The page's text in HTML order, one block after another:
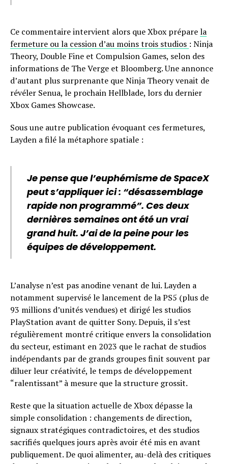
Ce commentaire intervient alors que Xbox préparela
fermeture ou la cession d’au moins trois studios : Ninja
Theory, Double Fine et Compulsion Games, selon des
informations de The Verge et Bloomberg. Une annonce
d’autant plus surprenante que Ninja Theory venait de
révéler Senua, le prochain Hellblade, lors du dernier
Xbox Games Showcase.
Sous une autre publication évoquant ces fermetures,
Layden a filé la métaphore spatiale :
Je pense que l’euphémisme de SpaceX
peut s’appliquer ici : “désassemblage
rapide non programmé”. Ces deux
dernières semaines ont été un vrai
grand huit. J’ai de la peine pour les
équipes de développement.
L’analyse n’est pas anodine venant de lui. Layden a
notamment supervisé le lancement de la PS5 (plus de
93 millions d’unités vendues) et dirigé les studios
PlayStation avant de quitter Sony. Depuis, il s’est
régulièrement montré critique envers la consolidation
du secteur, estimant en 2023 que le rachat de studios
indépendants par de grands groupes finit souvent par
diluer leur créativité, le temps de développement
“ralentissant” à mesure que la structure grossit.
Reste que la situation actuelle de Xbox dépasse la
simple consolidation : changements de direction,
signaux stratégiques contradictoires, et des studios
sacrifiés quelques jours après avoir été mis en avant
publiquement. De quoi alimenter, au-delà des critiques